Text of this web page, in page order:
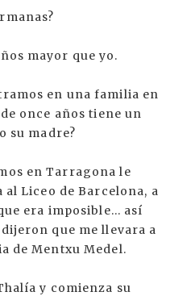
mayor que yo.
en una familia en
once años tiene un
su madre?
en Tarragona le
Liceo de Barcelona, a
era imposible... así
que me llevara a
de Mentxu Medel.
y comienza su